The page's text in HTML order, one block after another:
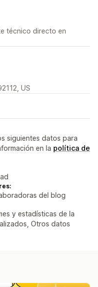
técnico directo en
US
siguientes datos para
en la política de
del blog
y estadísticas de la
Otros datos